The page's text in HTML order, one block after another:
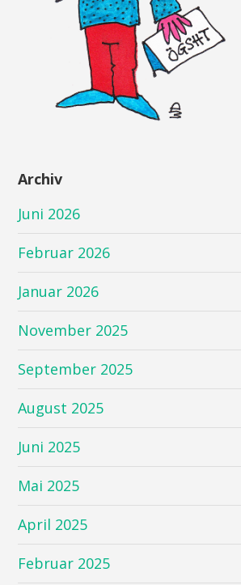
Archiv
Juni 2026
Februar 2026
Januar 2026
November 2025
September 2025
August 2025
Juni 2025
Mai 2025
April 2025
Februar 2025